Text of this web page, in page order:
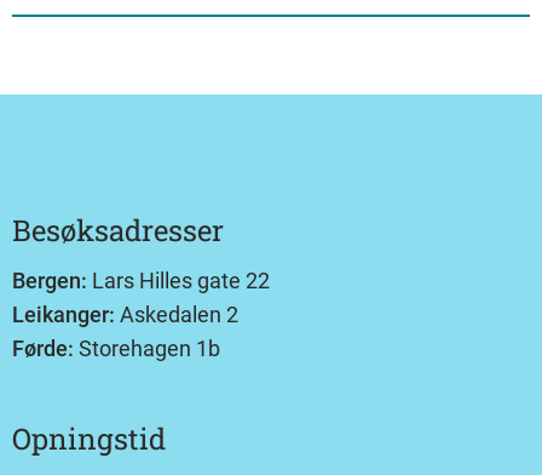
Besøksadresser
Bergen: Lars Hilles gate 22
Leikanger: Askedalen 2
Førde: Storehagen 1b
Opningstid